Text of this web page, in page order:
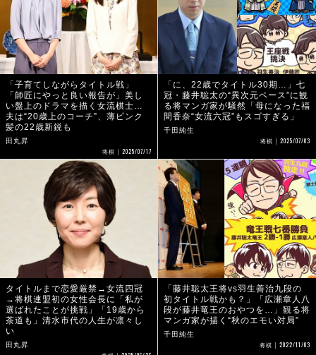
「子育てしながらタイトル戦」
「師匠にやっと良い報告が」美し
い盤上のドラマを描く女流棋士…
夫は“20歳上のコーチ”、薄ピンク
髪の22歳新鋭も
田丸昇
将棋 2025/07/17
「に、22歳でタイトル30期…」七
冠・藤井聡太の“異次元ペース”に観
る将マンガ家が騒然「母になった福
間香奈“女流六冠”もスゴすぎる」
千田純生
将棋 2025/07/03
タイトルまで恋愛厳禁→女流四冠
→将棋連盟初の女性会長に「私が
選ばれたことが挑戦」「19歳から
茶道も」清水市代の人生が凛々し
い
田丸昇
「藤井聡太王将vs羽生善治九段の
初タイトル戦かも？」「広瀬章人八
段が藤井竜王のおやつを…」観る将
マンガ家が描く“秋のエモい対局”
千田純生
将棋 2022/11/03